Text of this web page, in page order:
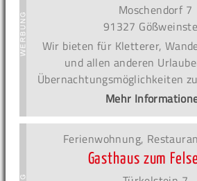
Moschendorf 7
91327
Wir bieten für Kletterer,
und allen anderen
Übernachtungsmöglichkeiten
Mehr
Ferienwohnung,
Gasthaus zum